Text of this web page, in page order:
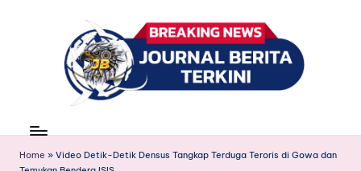
news
Home » Video Detik-Detik Densus Tangkap Terduga Teroris di Gowa dan